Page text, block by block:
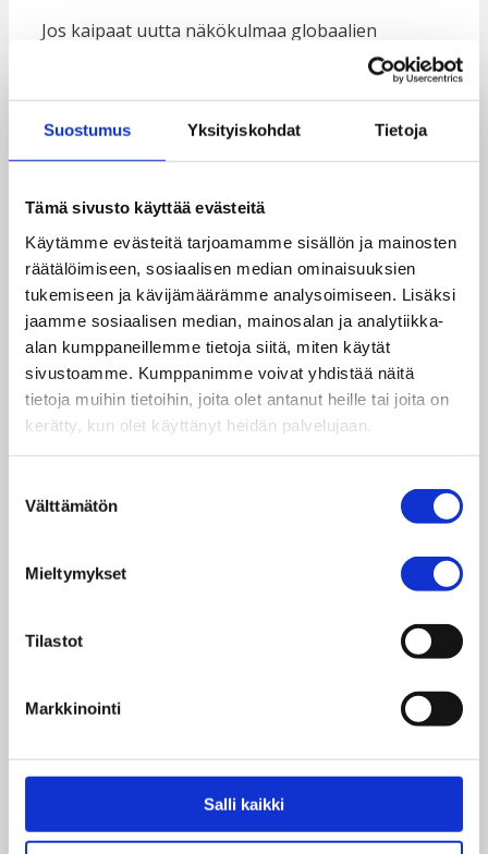
Suostumus Yksityiskohdat Tietoja
Tämä sivusto käyttää evästeitä
Käytämme evästeitä tarjoamamme sisällön ja mainosten
räätälöimiseen, sosiaalisen median ominaisuuksien
tukemiseen ja kävijämäärämme analysoimiseen. Lisäksi
jaamme sosiaalisen median, mainosalan ja analytiikka-
alan kumppaneillemme tietoja siitä, miten käytät
sivustoamme. Kumppanimme voivat yhdistää näitä
tietoja muihin tietoihin, joita olet antanut heille tai joita on
kerätty, kun olet käyttänyt heidän palvelujaan.
valinta
Välttämätön
Mieltymykset
Tilastot
Markkinointi
Salli kaikki
Jos kaipaat uutta näkökulmaa globaalien
kysymysten käsittelyyn oppilaiden kanssa tai
tarvitset työpajoja esimerkiksi teemapäivään voit
tilata Taksvärkin globaalikasvatuksen
kouluttajan
tällä tilauslomakkeella
vapaaehtoisten ryhmä. Olemme tänä vuonna jo
seitsemättä kertaa mukana Kapua-hankkeessa,
jossa vapaaehtoiset tiedottavat
kehitysyhteistyön merkityksestä ja keräävät
varoja suomalaisten järjestöjen työhön
koulutuksen, terveyden ja ihmisoikeuksien
edistämiseksi.
Kapua 2019 Etiopia -tiimissäkapuaa 20 upeaa ja
aikaansaavaa muutoksentekijää. Kuvassa ryhmä
on valloittamassa Etiopian korkeinta huippua.
yhteistyökumppanit Taksvärkin lisäksi ovat
Tänä vuonna olemme myös ensimmäistä kertaa
tiimissä6 mahtavaa vapaaehtoista tukee
Nepalissa.
Suurkiitos kaikille upeille Taksvärkin toiminnassa
mukana oleville vapaaehtoisille! Teillä on valtava